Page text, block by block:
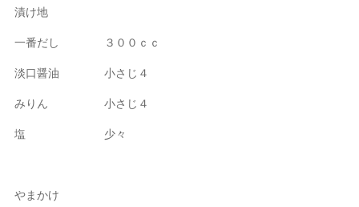
漬け地
一番だし ３００ｃｃ
淡口醤油 小さじ４
みりん 小さじ４
塩 少々
やまかけ